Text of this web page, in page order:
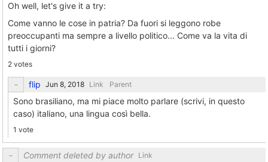
Oh well, let's give it a try:
Come vanno le cose in patria? Da fuori si leggono robe
preoccupanti ma sempre a livello politico... Come va la vita di
tutti i giorni?
2 votes
flip Link Parent
Sono brasiliano, ma mi piace molto parlare (scrivi, in questo
caso) italiano, una lingua così bella.
1 vote
Comment deleted by author Link